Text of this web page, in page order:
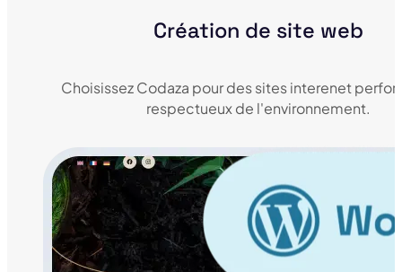
Création de site web
Choisissez Codaza pour des sites interenet
respectueux de l'environnement.